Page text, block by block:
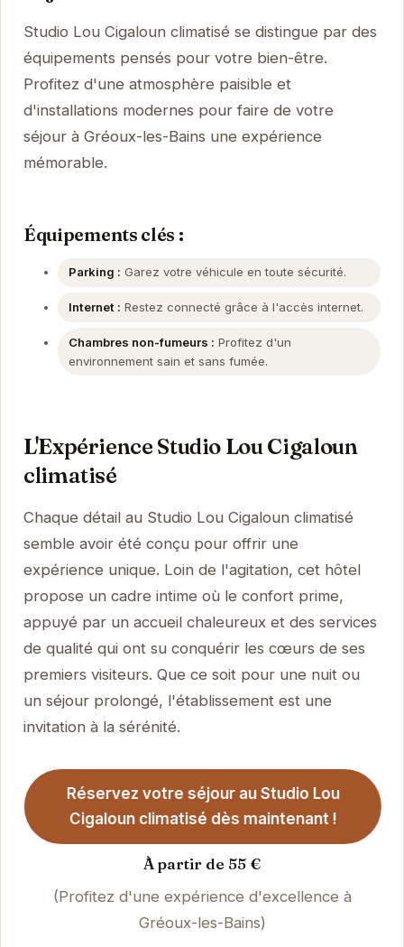
Studio Lou Cigaloun climatisé se distingue par des
équipements pensés pour votre bien-être.
Profitez d'une atmosphère paisible et
d'installations modernes pour faire de votre
séjour à Gréoux-les-Bains une expérience
mémorable.
Équipements clés :
Parking : Garez votre véhicule en toute sécurité.
Internet : Restez connecté grâce à l'accès internet.
Chambres non-fumeurs : Profitez d'un
environnement sain et sans fumée.
L'Expérience Studio Lou Cigaloun
climatisé
Chaque détail au Studio Lou Cigaloun climatisé
semble avoir été conçu pour offrir une
expérience unique. Loin de l'agitation, cet hôtel
propose un cadre intime où le confort prime,
appuyé par un accueil chaleureux et des services
de qualité qui ont su conquérir les cœurs de ses
premiers visiteurs. Que ce soit pour une nuit ou
un séjour prolongé, l'établissement est une
invitation à la sérénité.
Réservez votre séjour au Studio Lou
Cigaloun climatisé dès maintenant !
À partir de 55 €
(Profitez d'une expérience d'excellence à
Gréoux-les-Bains)